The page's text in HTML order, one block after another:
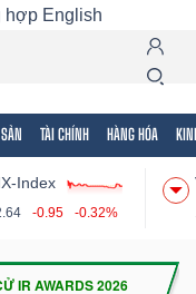
hợp English
TÀI CHÍNH HÀNG HÓA
Index
-0.95 -0.32%
chứng khoán